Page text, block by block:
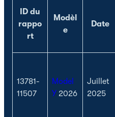
ID du
rappo
rt
Modèl
e
Date
13781-
11507
Model
Y 2026
Juillet
2025